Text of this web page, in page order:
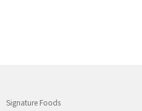
Signature Foods